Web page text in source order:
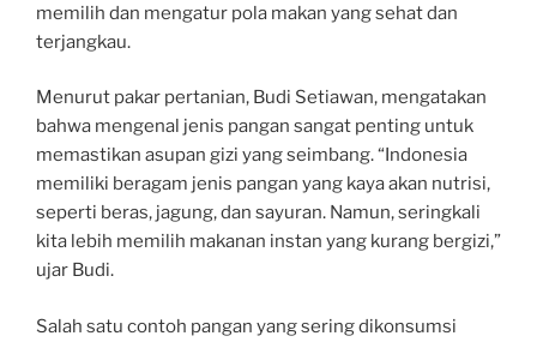
memilih dan mengatur pola makan yang sehat dan
terjangkau.
Menurut pakar pertanian, Budi Setiawan, mengatakan
bahwa mengenal jenis pangan sangat penting untuk
memastikan asupan gizi yang seimbang. “Indonesia
memiliki beragam jenis pangan yang kaya akan nutrisi,
seperti beras, jagung, dan sayuran. Namun, seringkali
kita lebih memilih makanan instan yang kurang bergizi,”
ujar Budi.
Salah satu contoh pangan yang sering dikonsumsi